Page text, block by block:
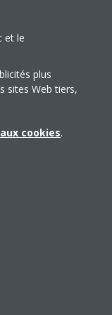
et le
plus
sites Web tiers,
cookies.